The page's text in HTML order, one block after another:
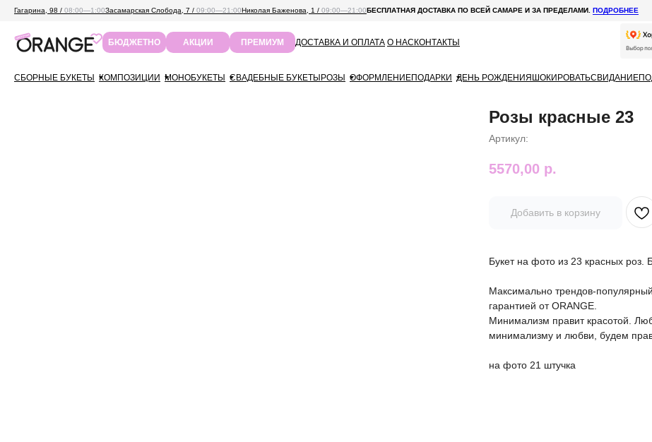
Гагарина, 98 / 08:00—1:00Засамарская Слобода, 7 / 09:00—21:00Николая Баженова, 1 / 09:00—21:00БЕСПЛАТНАЯ ДОСТАВКА ПО ВСЕЙ САМАРЕ И ЗА ПРЕДЕЛАМИ. ПОДРОБНЕЕ
БЮДЖЕТНО АКЦИИ ПРЕМИУМ ДОСТАВКА И ОПЛАТА О НАСКОНТАКТЫ
СБОРНЫЕ БУКЕТЫ КОМПОЗИЦИИ МОНОБУКЕТЫ СВАДЕБНЫЕ БУКЕТЫРОЗЫ ОФОРМЛЕНИЕПОДАРКИ ДЕНЬ РОЖДЕНИЯШОКИРОВАТЬСВИДАНИЕ
Розы красные 23
Артикул:
5570,00 р.
Добавить в корзину
Букет на фото из 23 красных роз.
Максимально трендов-
гарантией от ORANGE.
Минимализм правит красотой.
минимализму и любви, будем
на фото 21 штучка